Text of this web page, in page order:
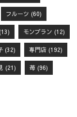
フルーツ (60)
モンブラン (12)
(32) 専門店(192)
(21) 苺(96)